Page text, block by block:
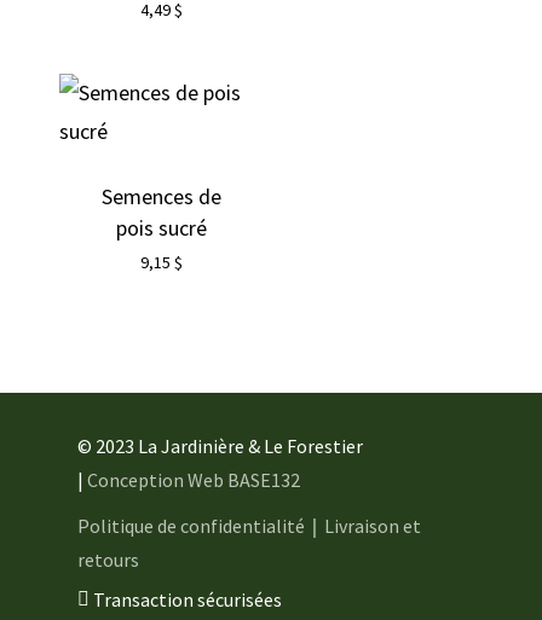
4,49$
Semences de
pois sucré
9,15 $
© 2023 La Jardinière & Le Forestier
| Conception Web BASE132
Politique de confidentialité ｜ Livraison et
retours
Transaction sécurisées